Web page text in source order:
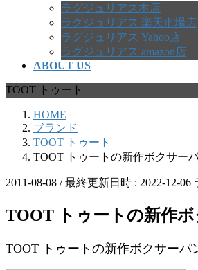
ラグジュリアス本店
ラグジュリアス 楽天市場店
ラグジュリアス Yahoo店
ラグジュリアス amazon店
ABOUT US
TOOT トゥート
HOME
ブランド
TOOT トゥート
TOOT トゥートの新作ボクサー
2011-08-08 / 最終更新日時 : 2022-12-06
TOOT トゥートの新作
TOOT トゥートの新作ボクサーパ